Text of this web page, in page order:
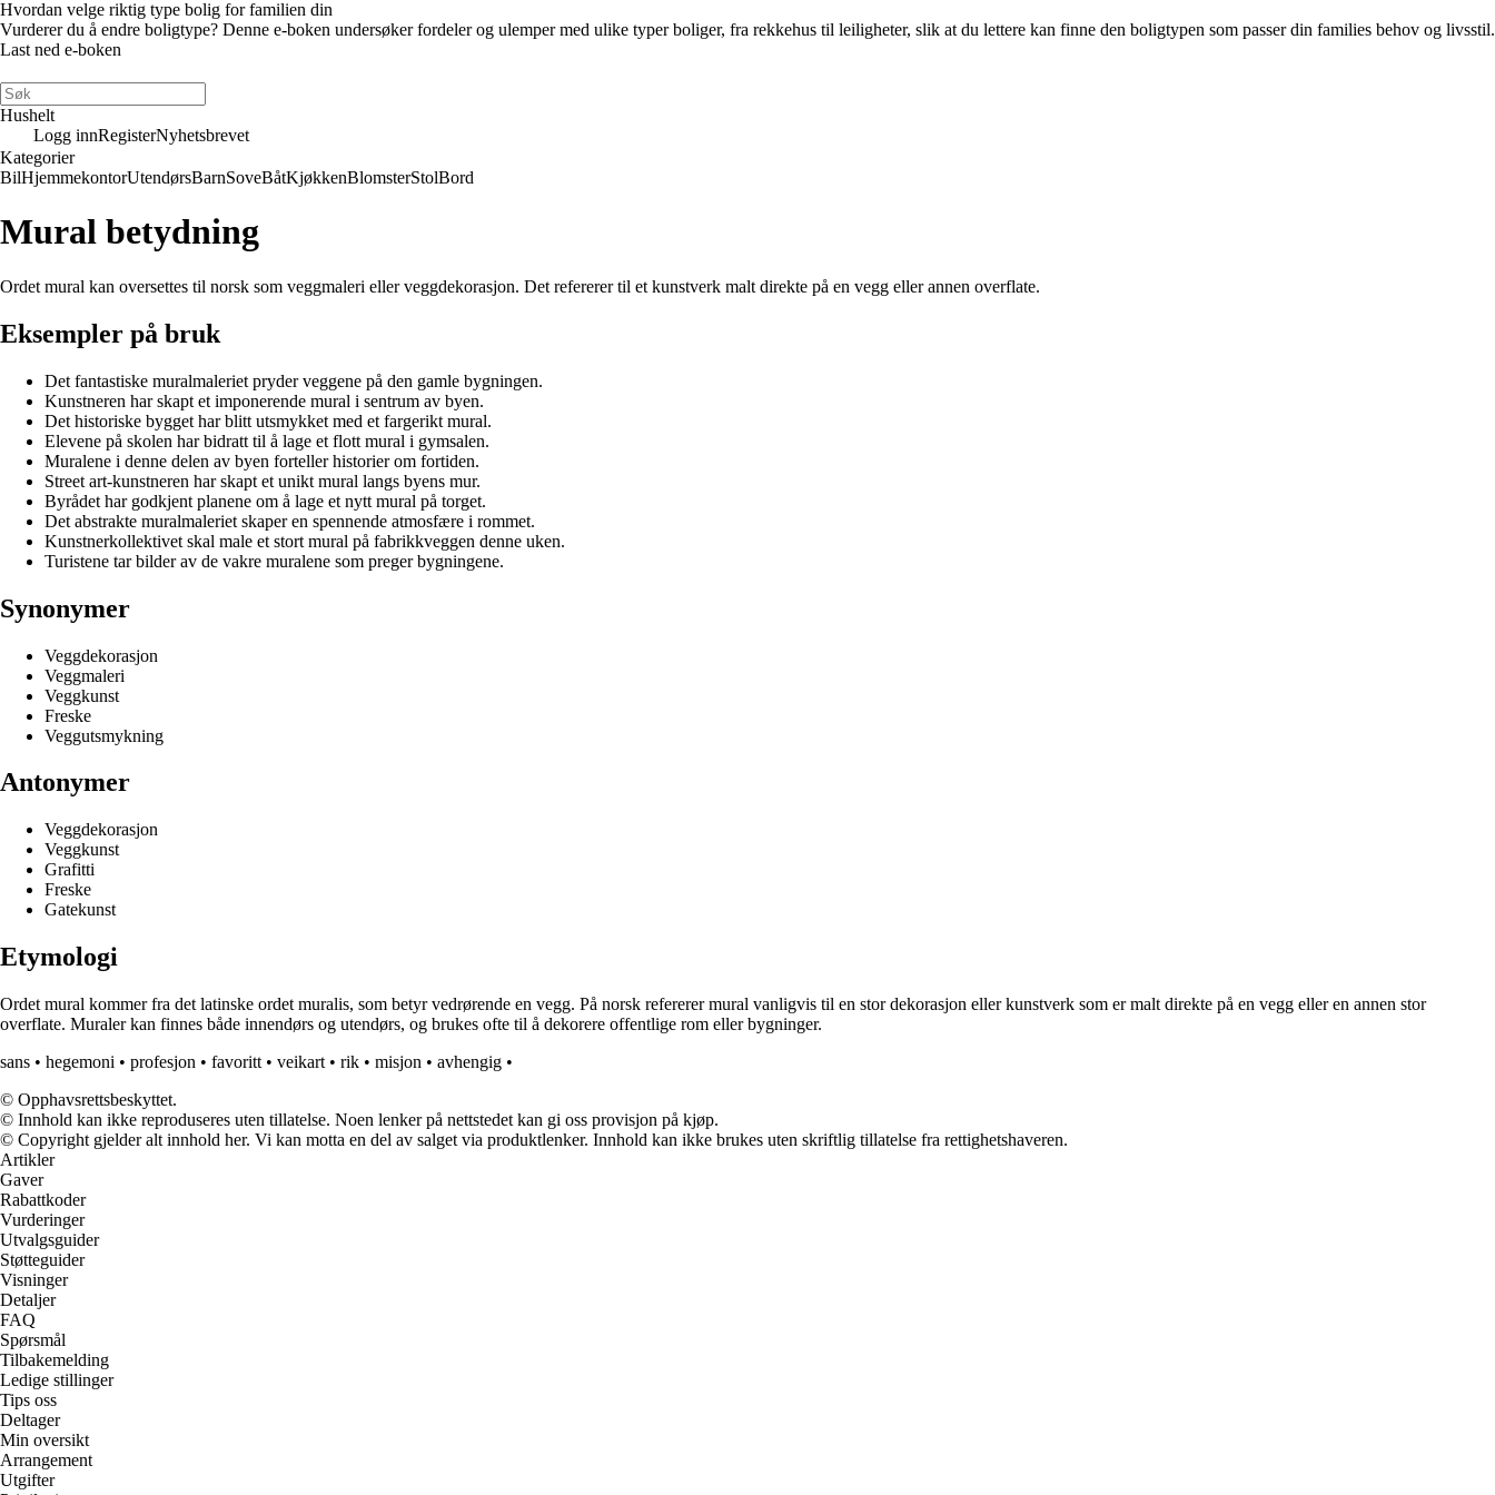
Hvordan velge riktig type bolig for familien din
Vurderer du å endre boligtype? Denne e-boken undersøker fordeler og ulemper med ulike typer boliger, fra rekkehus til leiligheter, slik at du lettere kan finne den boligtypen som passer din families behov og livsstil.
Last ned e-boken
Hushelt
Logg innRegisterNyhetsbrevet
Kategorier
BilHjemmekontorUtendørsBarnSoveBåtKjøkkenBlomsterStolBord
Mural betydning
Ordet mural kan oversettes til norsk som veggmaleri eller veggdekorasjon. Det refererer til et kunstverk malt direkte på en vegg eller annen overflate.
Eksempler på bruk
Det fantastiske muralmaleriet pryder veggene på den gamle bygningen.
Kunstneren har skapt et imponerende mural i sentrum av byen.
Det historiske bygget har blitt utsmykket med et fargerikt mural.
Elevene på skolen har bidratt til å lage et flott mural i gymsalen.
Muralene i denne delen av byen forteller historier om fortiden.
Street art-kunstneren har skapt et unikt mural langs byens mur.
Byrådet har godkjent planene om å lage et nytt mural på torget.
Det abstrakte muralmaleriet skaper en spennende atmosfære i rommet.
Kunstnerkollektivet skal male et stort mural på fabrikkveggen denne uken.
Turistene tar bilder av de vakre muralene som preger bygningene.
Synonymer
Veggdekorasjon
Veggmaleri
Veggkunst
Freske
Veggutsmykning
Antonymer
Veggdekorasjon
Veggkunst
Grafitti
Freske
Gatekunst
Etymologi
Ordet mural kommer fra det latinske ordet muralis, som betyr vedrørende en vegg. På norsk refererer mural vanligvis til en stor dekorasjon eller kunstverk som er malt direkte på en vegg eller en annen stor
overflate. Muraler kan finnes både innendørs og utendørs, og brukes ofte til å dekorere offentlige rom eller bygninger.
sans • hegemoni • profesjon • favoritt • veikart • rik • misjon • avhengig •
© Opphavsrettsbeskyttet.
© Innhold kan ikke reproduseres uten tillatelse. Noen lenker på nettstedet kan gi oss provisjon på kjøp.
© Copyright gjelder alt innhold her. Vi kan motta en del av salget via produktlenker. Innhold kan ikke brukes uten skriftlig tillatelse fra rettighetshaveren.
Artikler
Gaver
Rabattkoder
Vurderinger
Utvalgsguider
Støtteguider
Visninger
Detaljer
FAQ
Spørsmål
Tilbakemelding
Ledige stillinger
Tips oss
Deltager
Min oversikt
Arrangement
Utgifter